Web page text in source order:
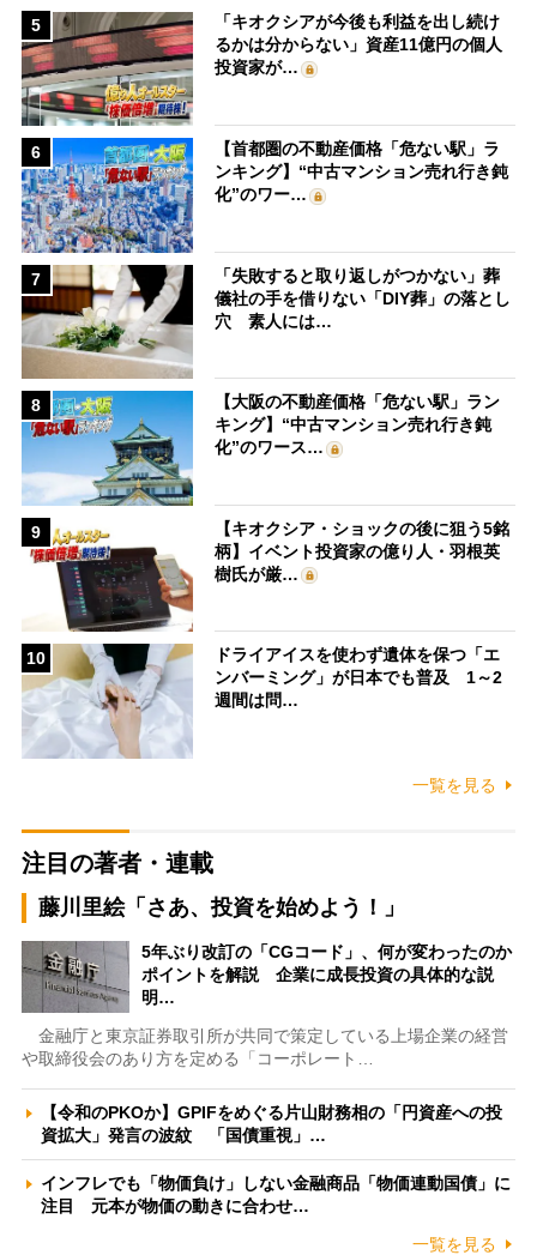
5
「キオクシアが今後も利益を出し続け
るかは分からない」資産11億円の個人
投資家が…
6
【首都圏の不動産価格「危ない駅」ラ
ンキング】“中古マンション売れ行き鈍
化”のワー…
7
「失敗すると取り返しがつかない」葬
儀社の手を借りない「DIY葬」の落とし
穴 素人には…
8
【大阪の不動産価格「危ない駅」ラン
キング】“中古マンション売れ行き鈍
化”のワース…
9
【キオクシア・ショックの後に狙う5銘
柄】イベント投資家の億り人・羽根英
樹氏が厳…
10
ドライアイスを使わず遺体を保つ「エ
ンバーミング」が日本でも普及 1～2
週間は問…
一覧を見る
注目の著者・連載
藤川里絵「さあ、投資を始めよう！」
5年ぶり改訂の「CGコード」、何が変わったのか
ポイントを解説 企業に成長投資の具体的な説
明…
金融庁と東京証券取引所が共同で策定している上場企業の経営
や取締役会のあり方を定める「コーポレート…
【令和のPKOか】GPIFをめぐる片山財務相の「円資産への投
資拡大」発言の波紋 「国債重視」…
インフレでも「物価負け」しない金融商品「物価連動国債」に
注目 元本が物価の動きに合わせ…
一覧を見る